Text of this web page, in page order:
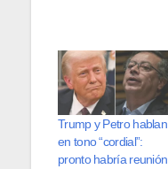
Trump y Petro hablan
en tono “cordial”:
pronto habría reunión